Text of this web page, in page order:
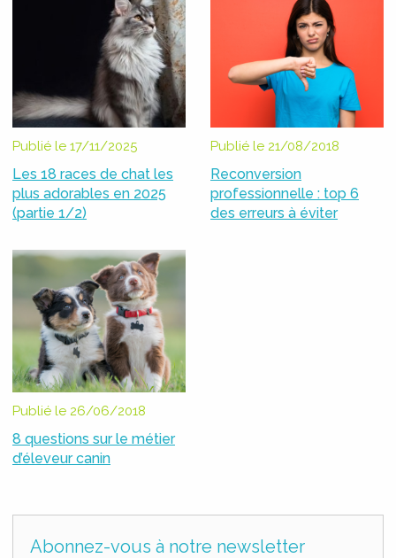
Publié le 17/11/2025
Les 18 races de chat les
plus adorables en 2025
(partie 1/2)
Publié le 21/08/2018
Reconversion
professionnelle : top 6
des erreurs à éviter
Publié le 26/06/2018
8 questions sur le métier
d’éleveur canin
Abonnez-vous à notre newsletter